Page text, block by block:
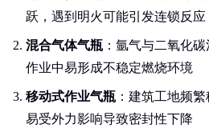
跃，遇到明火可能引发连锁反应
混合气体气瓶 ：氩气与二氧化
作业中易形成不稳定燃烧环境
移动式作业气瓶 ：建筑工地频
易受外力影响导致密封性下降